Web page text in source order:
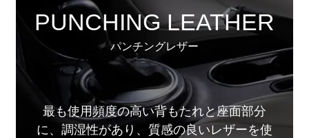
PUNCHING LEATHER
パンチングレザー
最も使用頻度の高い背もたれと座面部分
に、調湿性があり、質感の良いレザーを使